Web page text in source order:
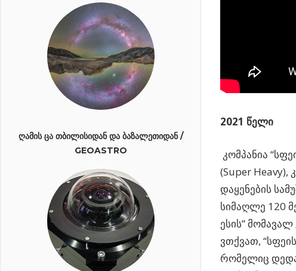
2021 წელი
კომპანია
(Super Heavy),
დაყენების
სიმაღლე 120
ესის”
ვთქვათ,
რომელიც
ᲦᲐᲛᲘᲡ ᲪᲐ ᲗᲑᲘᲚᲘᲡᲘᲓᲐᲜ ᲓᲐ ᲑᲐᲖᲐᲚᲔᲗᲘᲓᲐᲜ /
GEOASTRO